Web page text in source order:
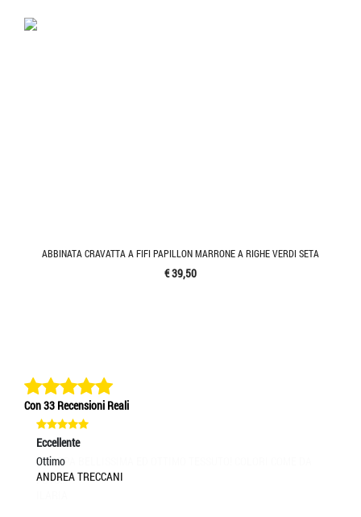
ABBINATA CRAVATTA A FIFI PAPILLON MARRONE A RIGHE VERDI SETA
€ 39,50
Con 33 Recensioni Reali
Eccellente
Ottimo
ANDREA TRECCANI